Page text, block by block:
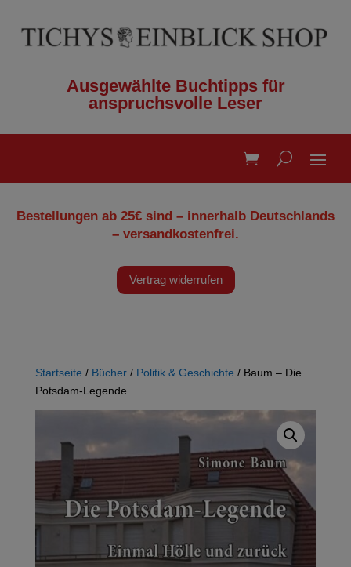
Ausgewählte Buchtipps für
anspruchsvolle Leser
Bestellungen ab 25€ sind – innerhalb Deutschlands
– versandkostenfrei.
Vertrag widerrufen
Startseite / Bücher/ Politik & Geschichte / Baum – Die
Potsdam-Legende